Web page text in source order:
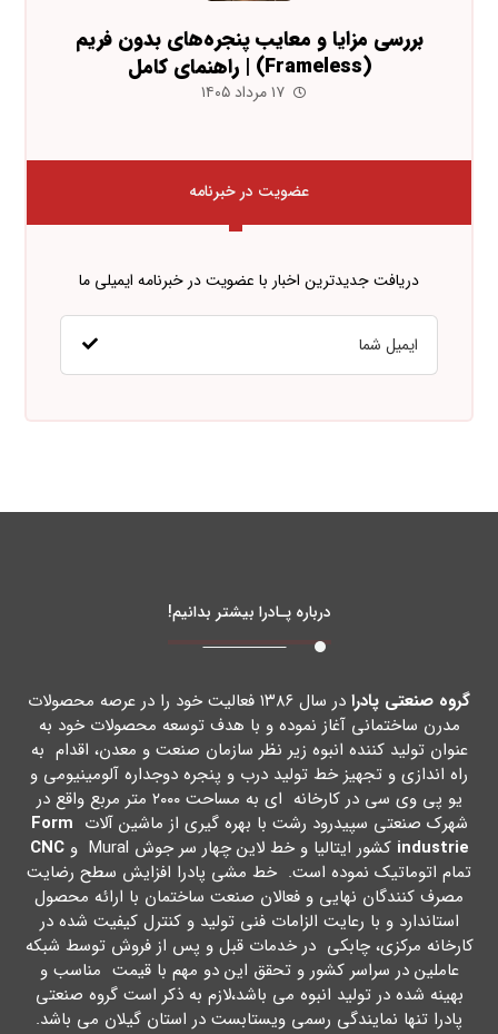
بررسی مزایا و معایب پنجره‌های بدون فریم
(Frameless) | راهنمای کامل
۱۷ مرداد ۱۴۰۵
عضویت در خبرنامه
دریافت جدیدترین اخبار با عضویت در خبرنامه ایمیلی ما
درباره پـادرا بیشتر بدانیم!
گروه صنعتی پادرا
در سال ۱۳۸۶ فعالیت خود را در عرصه محصولات
مدرن ساختمانی آغاز نموده و با هدف توسعه محصولات خود به
عنوان تولید کننده انبوه زیر نظر سازمان صنعت و معدن، اقدام به
راه اندازي و تجهیز خط تولید درب و پنجره دوجداره آلومینیومی و
یو پی وي سی در کارخانه اي به مساحت ۲۰۰۰ متر مربع واقع در
شهرك صنعتی سپیدرود رشت با بهره گیري از ماشین آلات Form
industrie کشور ایتالیا و خط لاین چهار سر جوش Mural و
CNC
تمام اتوماتیک نموده است. خط مشی پادرا افزایش سطح رضایت
مصرف کنندگان نهایی و فعالان صنعت ساختمان با ارائه محصول
استاندارد و با رعایت الزامات فنی تولید و کنترل کیفیت شده در
کارخانه مرکزي، چابکی در خدمات قبل و پس از فروش توسط شبکه
عاملین در سراسر کشور و تحقق این دو مهم با قیمت مناسب و
بهینه شده در تولید انبوه می باشد،لازم به ذکر است گروه صنعتی
پادرا تنها نمایندگی رسمی ویستابست در استان گیلان می باشد.